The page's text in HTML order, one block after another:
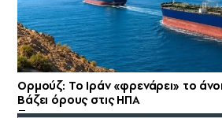
Ορμούζ: Το Ιράν «φρενάρει» το
Βάζει όρους στις ΗΠΑ